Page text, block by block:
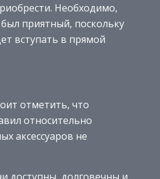
Необходимо,
приятный, поскольку
вступать в прямой
отметить, что
относительно
аксессуаров не